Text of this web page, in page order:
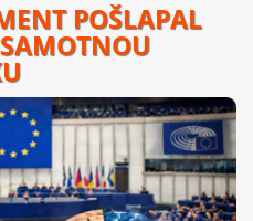
POŠLAPAL